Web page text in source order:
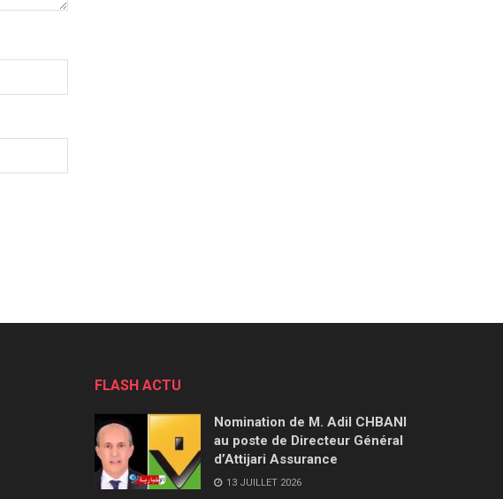
FLASH ACTU
Nomination de M. Adil CHBANI
au poste de Directeur Général
d’Attijari Assurance
13 JUILLET 2026